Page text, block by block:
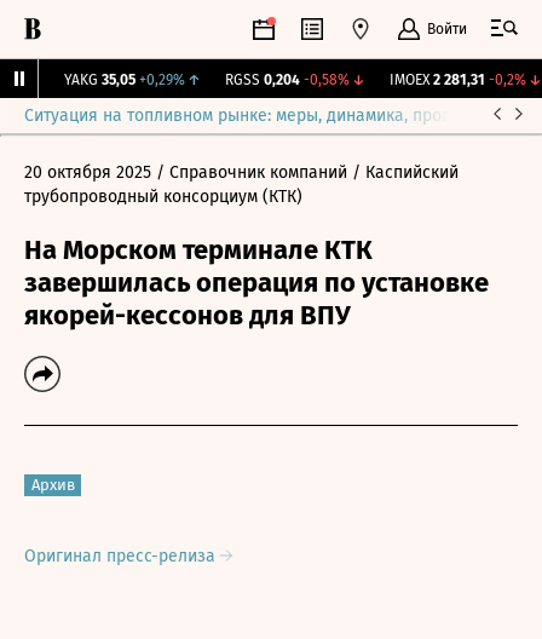
Войти
YAKG 35,05 +0,29%↑ RGSS 0,204 -0,58%↓ IMOEX 2 281,31 -0,2%↓
Ситуация на топливном рынке: меры, динамика, прогнозы
20 октября 2025 / Справочник компаний / Каспийский
трубопроводный консорциум (КТК)
На Морском терминале КТК
завершилась операция по установке
якорей-кессонов для ВПУ
Архив
Оригинал пресс-релиза